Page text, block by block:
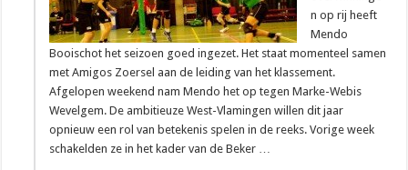
n op rij heeft
Mendo
Booischot het seizoen goed ingezet. Het staat momenteel samen
met Amigos Zoersel aan de leiding van het klassement.
Afgelopen weekend nam Mendo het op tegen Marke-Webis
Wevelgem. De ambitieuze West-Vlamingen willen dit jaar
opnieuw een rol van betekenis spelen in de reeks. Vorige week
schakelden ze in het kader van de Beker …